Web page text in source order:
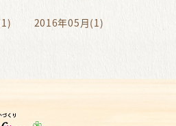
2016年05月(1)